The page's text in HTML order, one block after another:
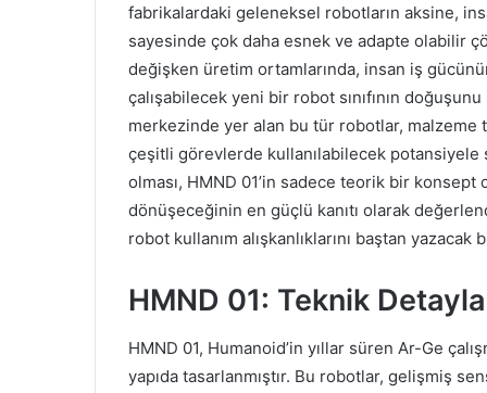
fabrikalardaki geleneksel robotların aksine,
sayesinde çok daha esnek ve adapte olabilir
değişken üretim ortamlarında, insan iş
çalışabilecek yeni bir robot sınıfının
merkezinde yer alan bu tür robotlar, malzeme
çeşitli görevlerde kullanılabilecek
olması, HMND 01’in sadece teorik bir
dönüşeceğinin en güçlü kanıtı olarak
robot kullanım alışkanlıklarını baştan
HMND 01: Teknik
HMND 01, Humanoid’in yıllar süren Ar-Ge
yapıda tasarlanmıştır. Bu robotlar, gelişmiş